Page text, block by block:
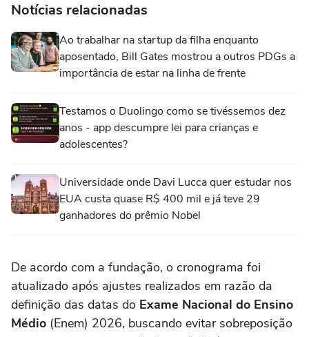
Notícias relacionadas
Ao trabalhar na startup da filha enquanto
aposentado, Bill Gates mostrou a outros PDGs a
importância de estar na linha de frente
Testamos o Duolingo como se tivéssemos dez
anos - app descumpre lei para crianças e
adolescentes?
Universidade onde Davi Lucca quer estudar nos
EUA custa quase R$ 400 mil e já teve 29
ganhadores do prêmio Nobel
De acordo com a fundação, o cronograma foi
atualizado após ajustes realizados em razão da
definição das datas do Exame Nacional do Ensino
Médio (Enem) 2026, buscando evitar sobreposição